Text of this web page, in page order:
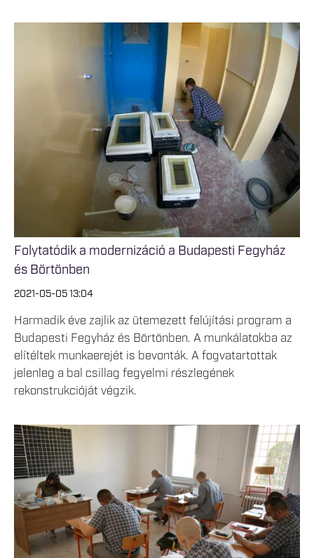
Folytatódik a modernizáció a Budapesti Fegyház
és Börtönben
2021-05-05 13:04
Harmadik éve zajlik az ütemezett felújítási program a
Budapesti Fegyház és Börtönben. A munkálatokba az
elítéltek munkaerejét is bevonták. A fogvatartottak
jelenleg a bal csillag fegyelmi részlegének
rekonstrukcióját végzik.